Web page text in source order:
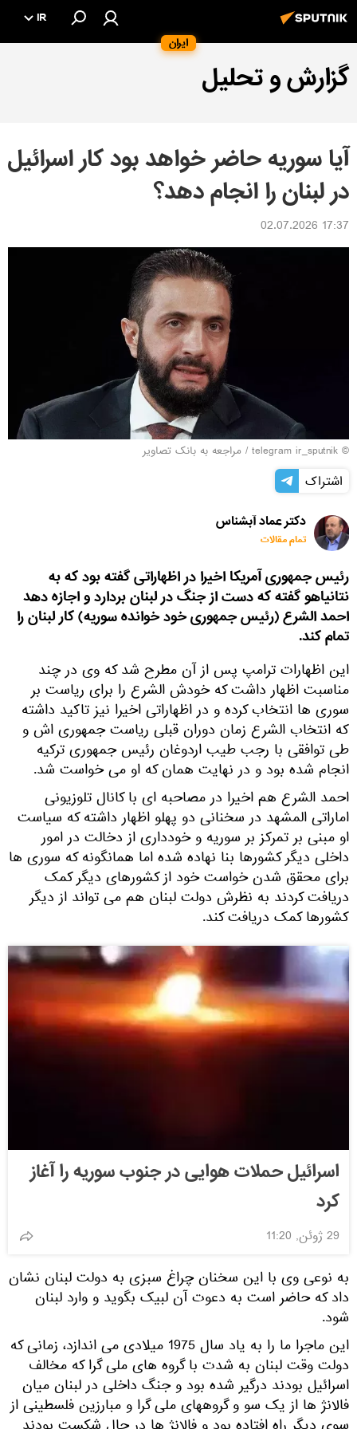
ایران
IR
گزارش و تحلیل
آیا سوریه حاضر خواهد بود کار اسرائیل
در لبنان را انجام دهد؟
17:37 02.07.2026
© telegram ir_sputnik
/ مراجعه به بانک تصاویر
اشتراک
دکتر عماد آبشناس
تمام مقالات
رئیس جمهوری آمریکا اخیرا در اظهاراتی گفته بود که به
نتانیاهو گفته که دست از جنگ در لبنان بردارد و اجازه دهد
احمد الشرع (رئیس جمهوری خود خوانده سوریه) کار لبنان را
تمام کند.
این اظهارات ترامپ پس از آن مطرح شد که وی در چند
مناسبت اظهار داشت که خودش الشرع را برای ریاست بر
سوری ها انتخاب کرده و در اظهاراتی اخیرا نیز تاکید داشته
که انتخاب الشرع زمان دوران قبلی ریاست جمهوری اش و
طی توافقی با رجب طیب اردوغان رئیس جمهوری ترکیه
انجام شده بود و در نهایت همان که او می خواست شد.
احمد الشرع هم اخیرا در مصاحبه ای با کانال تلوزیونی
اماراتی المشهد در سخنانی دو پهلو اظهار داشته که سیاست
او مبنی بر تمرکز بر سوریه و خودداری از دخالت در امور
داخلی دیگر کشورها بنا نهاده شده اما همانگونه که سوری ها
برای محقق شدن خواست خود از کشورهای دیگر کمک
دریافت کردند به نظرش دولت لبنان هم می تواند از دیگر
کشورها کمک دریافت کند.
اسرائیل حملات هوایی در جنوب سوریه را آغاز
کرد
29 ژوئن, 11:20
به نوعی وی با این سخنان چراغ سبزی به دولت لبنان نشان
داد که حاضر است به دعوت آن لبیک بگوید و وارد لبنان
شود.
این ماجرا ما را به یاد سال 1975 میلادی می اندازد، زمانی که
دولت وقت لبنان به شدت با گروه های ملی گرا که مخالف
اسرائیل بودند درگیر شده بود و جنگ داخلی در لبنان میان
فالانژ ها از یک سو و گروههای ملی گرا و مبارزین فلسطینی از